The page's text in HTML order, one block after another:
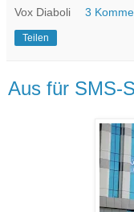
Vox Diaboli 3
Teilen
Aus für SMS-